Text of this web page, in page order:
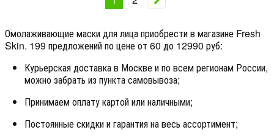
Омолаживающие маски для лица приобрести в магазине Fresh
Skin. 199 предложений по цене от 60 до 12990 руб:
Курьерская доставка в Москве и по всем регионам России,
можно забрать из пункта самовывоза;
Принимаем оплату картой или наличными;
Постоянные скидки и гарантия на весь ассортимент;